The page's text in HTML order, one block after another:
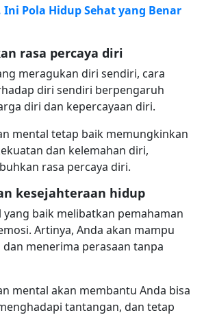
Ini Pola Hidup Sehat yang Benar
rasa percaya diri
meragukan diri sendiri, cara
diri sendiri berpengaruh
diri dan kepercayaan diri.
mental tetap baik memungkinkan
dan kelemahan diri,
rasa percaya diri.
kesejahteraan hidup
yang baik melibatkan pemahaman
Artinya, Anda akan mampu
menerima perasaan tanpa
mental akan membantu Anda bisa
tantangan, dan tetap